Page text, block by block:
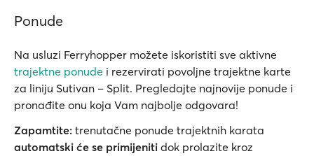
Ponude
Na usluzi Ferryhopper možete iskoristiti sve aktivne
trajektne ponude i rezervirati povoljne trajektne karte
za liniju Sutivan – Split. Pregledajte najnovije ponude i
pronađite onu koja Vam najbolje odgovara!
Zapamtite: trenutačne ponude trajektnih karata
automatski će se primijeniti dok prolazite kroz